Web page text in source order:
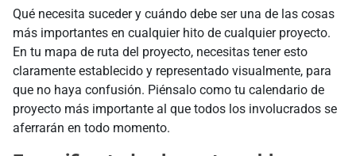
Qué necesita suceder y cuándo debe ser una de las cosas
más importantes en cualquier hito de cualquier proyecto.
En tu mapa de ruta del proyecto, necesitas tener esto
claramente establecido y representado visualmente, para
que no haya confusión. Piénsalo como tu calendario de
proyecto más importante al que todos los involucrados se
aferrarán en todo momento.